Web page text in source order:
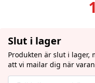
Slut i lager
Produkten är slut i lager,
att vi mailar dig när